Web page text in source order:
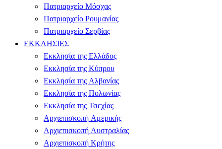
Πατριαρχείο Μόσχας
Πατριαρχείο Ρουμανίας
Πατριαρχείο Σερβίας
ΕΚΚΛΗΣΙΕΣ
Εκκλησία της Ελλάδος
Εκκλησία της Κύπρου
Εκκλησία της Αλβανίας
Εκκλησία της Πολωνίας
Εκκλησία της Τσεχίας
Αρχιεπισκοπή Αμερικής
Αρχιεπισκοπή Αυστραλίας
Αρχιεπισκοπή Κρήτης